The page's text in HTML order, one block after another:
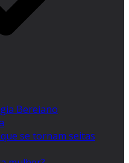
Bereiano
se tornam seitas